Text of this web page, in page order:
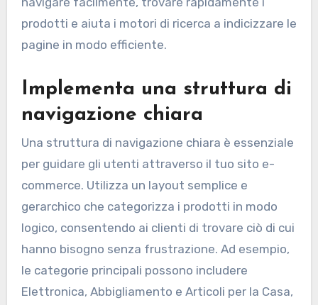
prodotti e aiuta i motori di ricerca a indicizzare le
pagine in modo efficiente.
Implementa una struttura di
navigazione chiara
Una struttura di navigazione chiara è essenziale
per guidare gli utenti attraverso il tuo sito e-
commerce. Utilizza un layout semplice e
gerarchico che categorizza i prodotti in modo
logico, consentendo ai clienti di trovare ciò di cui
hanno bisogno senza frustrazione. Ad esempio,
le categorie principali possono includere
Elettronica, Abbigliamento e Articoli per la Casa,